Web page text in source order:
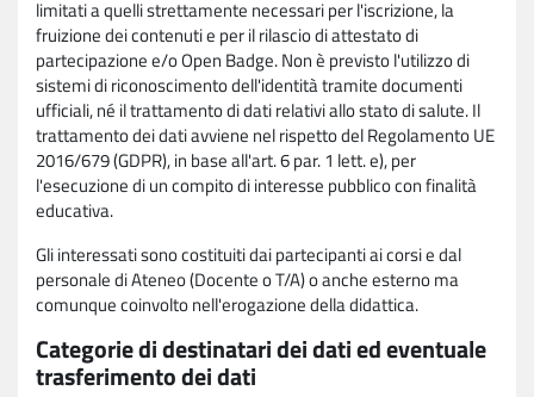
limitati a quelli strettamente necessari per l'iscrizione, la
fruizione dei contenuti e per il rilascio di attestato di
partecipazione e/o Open Badge. Non è previsto l'utilizzo di
sistemi di riconoscimento dell'identità tramite documenti
ufficiali, né il trattamento di dati relativi allo stato di salute. Il
trattamento dei dati avviene nel rispetto del Regolamento UE
2016/679 (GDPR), in base all'art. 6 par. 1 lett. e), per
l'esecuzione di un compito di interesse pubblico con finalità
educativa.
Gli interessati sono costituiti dai partecipanti ai corsi e dal
personale di Ateneo (Docente o T/A) o anche esterno ma
comunque coinvolto nell'erogazione della didattica.
Categorie di destinatari dei dati ed eventuale
trasferimento dei dati